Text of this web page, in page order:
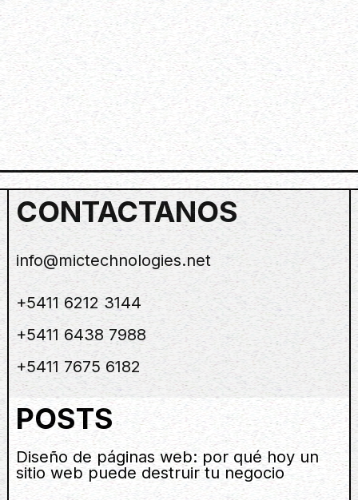
CONTACTANOS
info@mictechnologies.net
+5411 6212 3144
+5411 6438 7988
+5411 7675 6182
POSTS
Diseño de páginas web: por qué hoy un
sitio web puede destruir tu negocio